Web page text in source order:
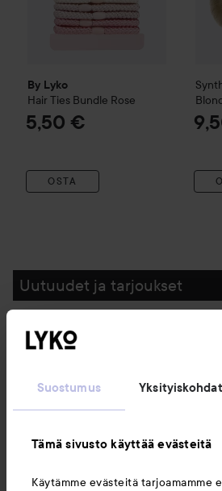
Suostumus Yksityiskohdat
Tämä sivusto käyttää evästeitä
Käytämme evästeitä tarjoamamme
By Lyko
Hair Ties Bundle Rose
5,50 €
OSTA
Uutuudet ja tarjoukset
Seuraa meitä
Asiakaspalvelu
Tietoja